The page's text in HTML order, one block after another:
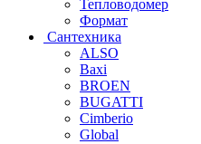
Тепловодомер
Формат
Сантехника
ALSO
Baxi
BROEN
BUGATTI
Cimberio
Global